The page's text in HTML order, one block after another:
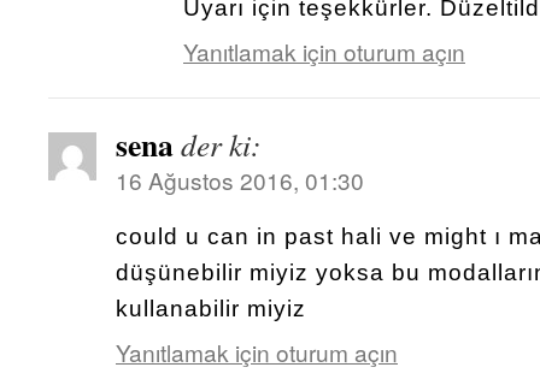
Uyarı için teşekkürler.
Yanıtlamak için oturum açın
senader ki:
16 Ağustos 2016, 01:30
could u can in past hali ve might ı
düşünebilir miyiz yoksa bu
kullanabilir miyiz
Yanıtlamak için oturum açın